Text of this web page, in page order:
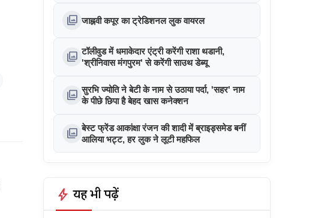
photo_library जाह्नवी कपूर का ट्रेडिशनल लुक वायरल
photo_library टॉलीवुड में धमाकेदार एंट्री करेंगी राशा थडानी,
'श्रीनिवास मंगपुरम' से करेंगी साउथ डेब्यू
photo_library सुरभि ज्योति ने बेटी के नाम से उठाया पर्दा, 'सहर' नाम
के पीछे छिपा है बेहद खास कनेक्शन
photo_library बेस्ट फ्रेंड आकांक्षा रंजन की शादी में ब्राइड्समेड बनीं
आलिया भट्ट, हर लुक ने लूटी महफिल
bolt यह भी पढ़ें